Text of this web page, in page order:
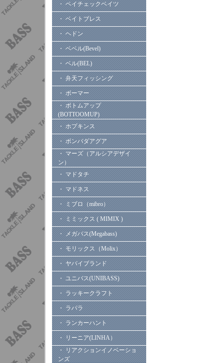
・ ペイチェックベイツ
・ ベイトブレス
・ ヘドン
・ ベベル(Bevel)
・ ベル(BEL)
・ 弁天フィッシング
・ ボーマー
・ ボトムアップ
(BOTTOOMUP)
・ ホプキンス
・ ボンバダアグア
・ マーズ（アルシアデザイ
ン）
・ マドタチ
・ マドネス
・ ミブロ（mibro）
・ ミミックス ( MIMIX )
・ メガバス(Megabass)
・ モリックス（Molix）
・ ヤバイブランド
・ ユニバス(UNIBASS)
・ ラッキークラフト
・ ラパラ
・ ランカーハント
・ リーニア(LINHA）
・ リアクションイノベーショ
ンズ